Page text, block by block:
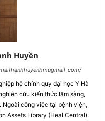
Huyền
com/
hệ chính quy đại học Y Hà
cứu kiến thức lâm sàng,
Ngoài công việc tại bệnh viện,
Assets Library (Heal Central).